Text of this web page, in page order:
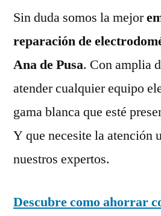
Sin duda somos la mejor
reparación de
Ana de Pusa. Con amplia
atender cualquier equipo
gama blanca que esté
Y que necesite la atención
nuestros expertos.
Descubre como ahorrar